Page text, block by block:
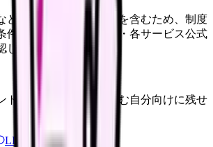
ど判断に影響する内容を含むため、制度
件は公的機関・勤務先・各サービス公式
してください。
トを、同僚やあとで読む自分向けに残せ
LINE
投稿文コピー